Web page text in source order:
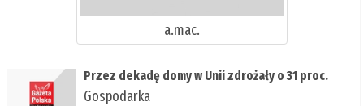
a.mac.
Przez dekadę domy w Unii zdrożały o 31 proc.
Gospodarka